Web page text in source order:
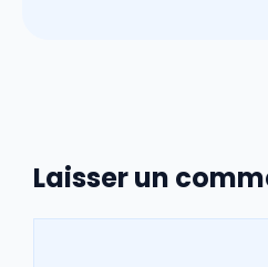
Laisser un